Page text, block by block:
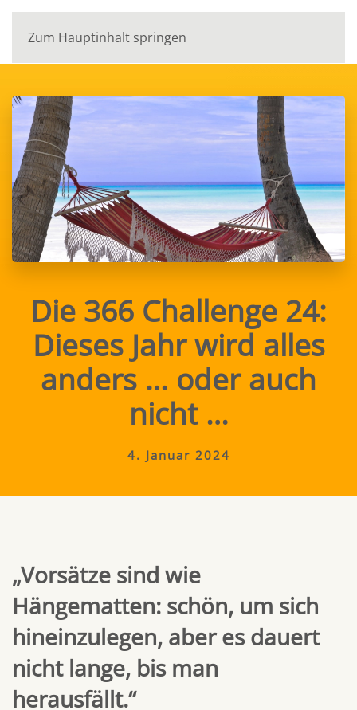
Zum Hauptinhalt springen
Die 366 Challenge 24:
Dieses Jahr wird alles
anders … oder auch
nicht …
4. Januar 2024
„Vorsätze sind wie
Hängematten: schön, um sich
hineinzulegen, aber es dauert
nicht lange, bis man
herausfällt.“